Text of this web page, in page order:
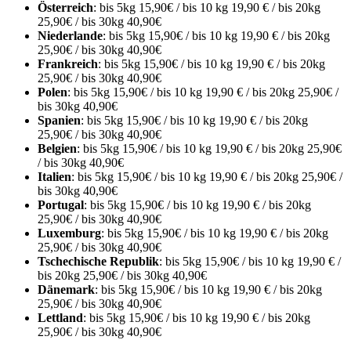
Österreich: bis 5kg 15,90€ / bis 10 kg 19,90 € / bis 20kg
25,90€ / bis 30kg 40,90€
Niederlande: bis 5kg 15,90€ / bis 10 kg 19,90 € / bis 20kg
25,90€ / bis 30kg 40,90€
Frankreich: bis 5kg 15,90€ / bis 10 kg 19,90 € / bis 20kg
25,90€ / bis 30kg 40,90€
Polen: bis 5kg 15,90€ / bis 10 kg 19,90 € / bis 20kg 25,90€ /
bis 30kg 40,90€
Spanien: bis 5kg 15,90€ / bis 10 kg 19,90 € / bis 20kg
25,90€ / bis 30kg 40,90€
Belgien: bis 5kg 15,90€ / bis 10 kg 19,90 € / bis 20kg 25,90€
/ bis 30kg 40,90€
Italien: bis 5kg 15,90€ / bis 10 kg 19,90 € / bis 20kg 25,90€ /
bis 30kg 40,90€
Portugal: bis 5kg 15,90€ / bis 10 kg 19,90 € / bis 20kg
25,90€ / bis 30kg 40,90€
Luxemburg: bis 5kg 15,90€ / bis 10 kg 19,90 € / bis 20kg
25,90€ / bis 30kg 40,90€
Tschechische Republik: bis 5kg 15,90€ / bis 10 kg 19,90 € /
bis 20kg 25,90€ / bis 30kg 40,90€
Dänemark: bis 5kg 15,90€ / bis 10 kg 19,90 € / bis 20kg
25,90€ / bis 30kg 40,90€
Lettland: bis 5kg 15,90€ / bis 10 kg 19,90 € / bis 20kg
25,90€ / bis 30kg 40,90€